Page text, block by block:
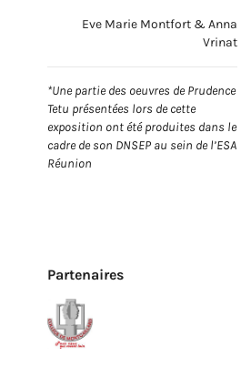
Eve Marie Montfort & Anna
Vrinat
*Une partie des oeuvres de Prudence
Tetu présentées lors de cette
exposition ont été produites dans le
cadre de son DNSEP au sein de l’ESA
Réunion
Partenaires